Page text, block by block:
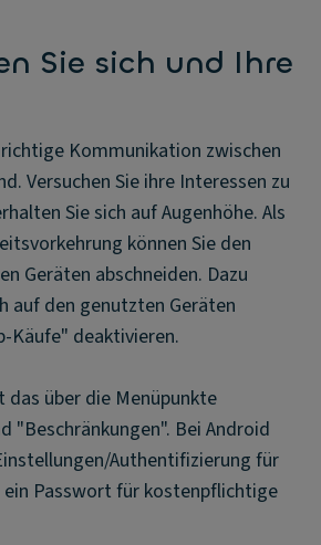
Sie sich und Ihre
Kommunikation zwischen
Versuchen Sie ihre Interessen zu
Sie sich auf Augenhöhe. Als
können Sie den
Geräten abschneiden. Dazu
auf den genutzten Geräten
Käufe" deaktivieren.
das über die Menüpunkte
"Beschränkungen". Bei Android
Authentifizierung für
Passwort für kostenpflichtige